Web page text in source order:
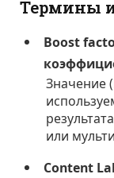
Термины
Boost
Значение
или
Content